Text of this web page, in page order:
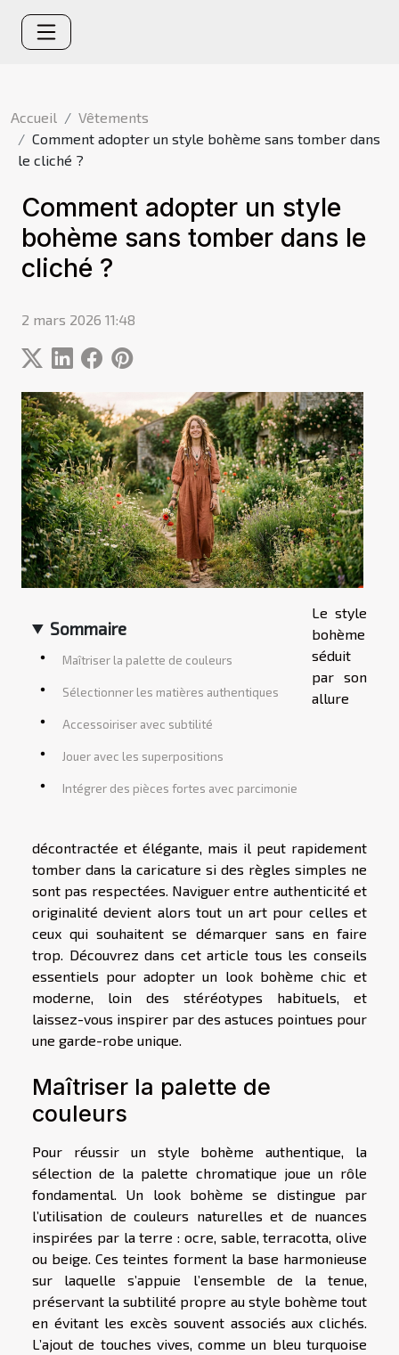
Accueil
Vêtements
Comment adopter un style bohème sans tomber dans
le cliché ?
Comment adopter un style
bohème sans tomber dans le
cliché ?
2 mars 2026 11:48
Sommaire
Maîtriser la palette de couleurs
Sélectionner les matières authentiques
Accessoiriser avec subtilité
Jouer avec les superpositions
Intégrer des pièces fortes avec parcimonie
Le style
bohème
séduit
par son
allure
décontractée et élégante, mais il peut rapidement
tomber dans la caricature si des règles simples ne
sont pas respectées. Naviguer entre authenticité et
originalité devient alors tout un art pour celles et
ceux qui souhaitent se démarquer sans en faire
trop. Découvrez dans cet article tous les conseils
essentiels pour adopter un look bohème chic et
moderne, loin des stéréotypes habituels, et
laissez-vous inspirer par des astuces pointues pour
une garde-robe unique.
Maîtriser la palette de
couleurs
Pour réussir un style bohème authentique, la
sélection de la palette chromatique joue un rôle
fondamental. Un look bohème se distingue par
l’utilisation de couleurs naturelles et de nuances
inspirées par la terre : ocre, sable, terracotta, olive
ou beige. Ces teintes forment la base harmonieuse
sur laquelle s’appuie l’ensemble de la tenue,
préservant la subtilité propre au style bohème tout
en évitant les excès souvent associés aux clichés.
L’ajout de touches vives, comme un bleu turquoise